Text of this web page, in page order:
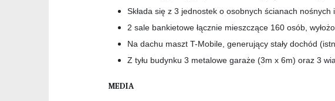
Składa się z 3 jednostek o osobnych ścianach nośnych
2 sale bankietowe łącznie mieszczące 160 osób,
Na dachu maszt T-Mobile, generujący stały dochód
Z tyłu budynku 3 metalowe garaże (3m x 6m) oraz 3
MEDIA